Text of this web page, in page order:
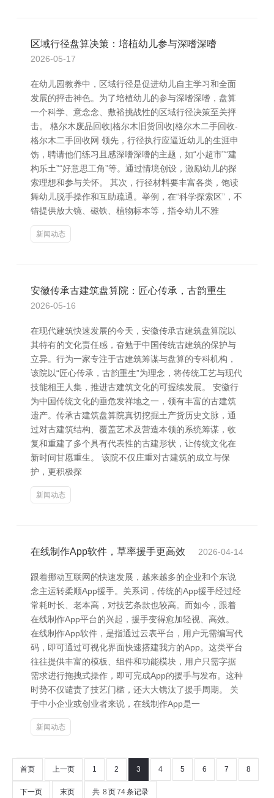
区域行径盘算决策：培植幼儿参与深嗜深嗜
2026-05-17
在幼儿园教养中，区域行径是促进幼儿自主学习和全面
发展的抨击神色。为了培植幼儿的参与深嗜深嗜，盘算
一个科学、意念念、敷裕挑战性的区域行径决策至关抨
击。 格尔木废品回收|格尔木旧货回收|格尔木二手回收-
格尔木二手回收网 领先，行径执行应逼近幼儿的生涯申
饬，聘请他们练习且感深嗜深嗜的主题，如“小超市”“建
构乐土”“好意思工角”等。通过情境创设，激励幼儿的探
索理想和参与关怀。 其次，行径材料要丰富各类，饱读
舞幼儿脱手操作和互助疏通。举例，在“科学探索区”，不
错提供放大镜、磁铁、植物标本等，指令幼儿不雅
新闻动态
安徽传承古建筑盘算院：匠心传承，古韵重生
2026-05-16
在现代建筑快速发展的今天，安徽传承古建筑盘算院以
其特有的文化责任感，奋勉于中国传统古建筑的保护与
立异。行为一家专注于古建筑筹谋与盘算的专科机构，
该院以“匠心传承，古韵重生”为理念，将传统工艺与现代
技能相王人集，推进古建筑文化的可握续发展。 安徽行
为中国传统文化的垂危发祥地之一，领有丰富的古建筑
遗产。传承古建筑盘算院真切挖掘土产货历史文脉，通
过对古建筑结构、覆盖艺术及营造本领的系统筹谋，收
复和重建了多个具有代表性的古建形状，让传统文化在
新时间甘愿重生。 该院不仅庄重对古建筑的成立与保
护，更积极探
新闻动态
在线制作App软件，草率援手更高效 2026-04-14
跟着挪动互联网的快速发展，越来越多的企业和个东说
念主运转柔顺App援手。关系词，传统的App援手经过经
常耗时长、老本高，对技艺条款也较高。而如今，跟着
在线制作App平台的兴起，援手变得愈加轻视、高效。
在线制作App软件，是指通过云表平台，用户无需编写代
码，即可通过可视化界面快速搭建我方的App。这类平台
往往提供丰富的模板、组件和功能模块，用户只需字据
需求进行拖拽式操作，即可完成App的援手与发布。这种
时势不仅谴责了技艺门槛，还大大镌汰了援手周期。 关
于中小企业或创业者来说，在线制作App是一
新闻动态
首页 上一页 1 2 3 4 5 6 7 8
下一页 末页 共 8 页74条记录